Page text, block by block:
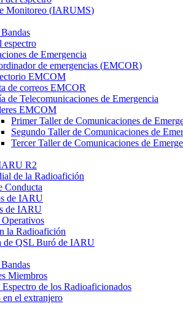
Monitoreo (IARUMS)
espectro
de Emergencia
de emergencias (EMCOR)
EMCOM
de correos EMCOR
de Telecomunicaciones de Emergencia
EMCOM
Primer Taller de Comunicaciones de
Segundo Taller de Comunicaciones de
Tercer Taller de Comunicaciones de
R2
de la Radioafición
Conducta
de IARU
de IARU
la Radioafición
de QSL Buró de IARU
Miembros
Espectro de los Radioaficionados
en el extranjero